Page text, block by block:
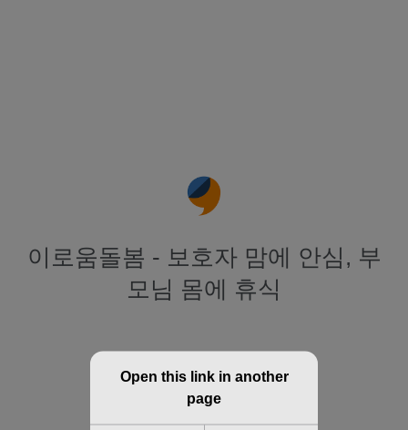
이로움돌봄 - 보호자 맘에 안심, 부
모님 몸에 휴식